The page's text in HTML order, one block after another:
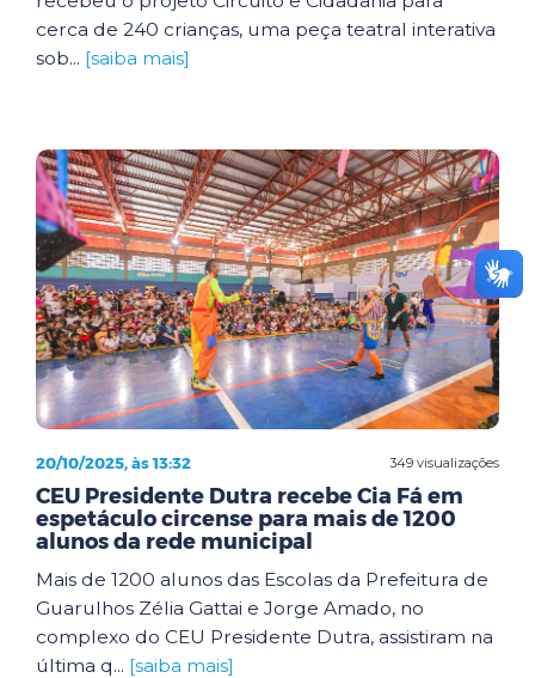
cerca de 240 crianças, uma peça teatral interativa
sob... [saiba mais]
349 visualizações
20/10/2025, às 13:32
CEU Presidente Dutra recebe Cia Fá em
espetáculo circense para mais de 1200
alunos da rede municipal
Mais de 1200 alunos das Escolas da Prefeitura de
Guarulhos Zélia Gattai e Jorge Amado, no
complexo do CEU Presidente Dutra, assistiram na
última q... [saiba mais]